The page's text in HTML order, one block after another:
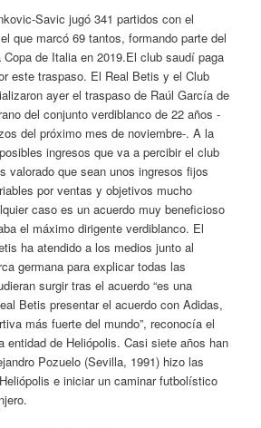
Savic jugó 341 partidos con el
que marcó 69 tantos, formando parte del
de Italia en 2019.El club saudí paga
este traspaso. El Real Betis y el Club
ayer el traspaso de Raúl García de
del conjunto verdiblanco de 22 años -
del próximo mes de noviembre-. A la
ingresos que va a percibir el club
valorado que sean unos ingresos fijos
por ventas y objetivos mucho
caso es un acuerdo muy beneficioso
el máximo dirigente verdiblanco. El
ha atendido a los medios junto al
germana para explicar todas las
surgir tras el acuerdo “es una
Betis presentar el acuerdo con Adidas,
más fuerte del mundo”, reconocía el
entidad de Heliópolis. Casi siete años han
Pozuelo (Sevilla, 1991) hizo las
e iniciar un caminar futbolístico